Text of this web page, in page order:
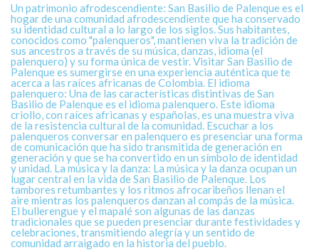
Un patrimonio afrodescendiente: San Basilio de Palenque es el
hogar de una comunidad afrodescendiente que ha conservado
su identidad cultural a lo largo de los siglos. Sus habitantes,
conocidos como "palenqueros", mantienen viva la tradición de
sus ancestros a través de su música, danzas, idioma (el
palenquero) y su forma única de vestir. Visitar San Basilio de
Palenque es sumergirse en una experiencia auténtica que te
acerca a las raíces africanas de Colombia. El idioma
palenquero: Una de las características distintivas de San
Basilio de Palenque es el idioma palenquero. Este idioma
criollo, con raíces africanas y españolas, es una muestra viva
de la resistencia cultural de la comunidad. Escuchar a los
palenqueros conversar en palenquero es presenciar una forma
de comunicación que ha sido transmitida de generación en
generación y que se ha convertido en un símbolo de identidad
y unidad. La música y la danza: La música y la danza ocupan un
lugar central en la vida de San Basilio de Palenque. Los
tambores retumbantes y los ritmos afrocaribeños llenan el
aire mientras los palenqueros danzan al compás de la música.
El bullerengue y el mapalé son algunas de las danzas
tradicionales que se pueden presenciar durante festividades y
celebraciones, transmitiendo alegría y un sentido de
comunidad arraigado en la historia del pueblo.